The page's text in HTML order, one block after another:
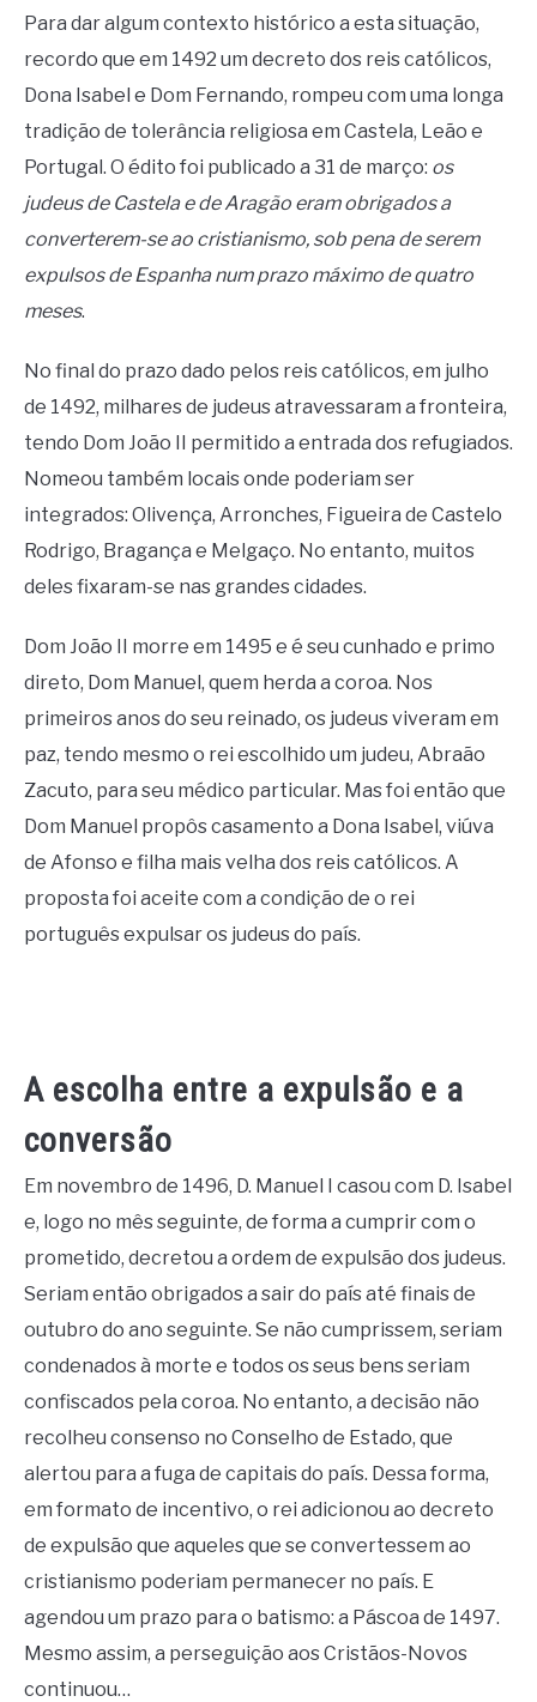
Para dar algum contexto histórico a esta situação,
recordo que em 1492 um decreto dos reis católicos,
Dona Isabel e Dom Fernando, rompeu com uma longa
tradição de tolerância religiosa em Castela, Leão e
Portugal. O édito foi publicado a 31 de março: os
judeus de Castela e de Aragão eram obrigados a
converterem-se ao cristianismo, sob pena de serem
expulsos de Espanha num prazo máximo de quatro
meses.
No final do prazo dado pelos reis católicos, em julho
de 1492, milhares de judeus atravessaram a fronteira,
tendo Dom João II permitido a entrada dos refugiados.
Nomeou também locais onde poderiam ser
integrados: Olivença, Arronches, Figueira de Castelo
Rodrigo, Bragança e Melgaço. No entanto, muitos
deles fixaram-se nas grandes cidades.
Dom João II morre em 1495 e é seu cunhado e primo
direto, Dom Manuel, quem herda a coroa. Nos
primeiros anos do seu reinado, os judeus viveram em
paz, tendo mesmo o rei escolhido um judeu, Abraão
Zacuto, para seu médico particular. Mas foi então que
Dom Manuel propôs casamento a Dona Isabel, viúva
de Afonso e filha mais velha dos reis católicos. A
proposta foi aceite com a condição de o rei
português expulsar os judeus do país.
A escolha entre a expulsão e a
conversão
Em novembro de 1496, D. Manuel I casou com D. Isabel
e, logo no mês seguinte, de forma a cumprir com o
prometido, decretou a ordem de expulsão dos judeus.
Seriam então obrigados a sair do país até finais de
outubro do ano seguinte. Se não cumprissem, seriam
condenados à morte e todos os seus bens seriam
confiscados pela coroa. No entanto, a decisão não
recolheu consenso no Conselho de Estado, que
alertou para a fuga de capitais do país. Dessa forma,
em formato de incentivo, o rei adicionou ao decreto
de expulsão que aqueles que se convertessem ao
cristianismo poderiam permanecer no país. E
agendou um prazo para o batismo: a Páscoa de 1497.
Mesmo assim, a perseguição aos Cristãos-Novos
continuou…